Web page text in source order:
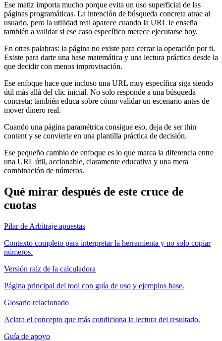
Ese matiz importa mucho porque evita un uso superficial de las
páginas programáticas. La intención de búsqueda concreta atrae al
usuario, pero la utilidad real aparece cuando la URL le enseña
también a validar si ese caso específico merece ejecutarse hoy.
En otras palabras: la página no existe para cerrar la operación por ti.
Existe para darte una base matemática y una lectura práctica desde la
que decidir con menos improvisación.
Ese enfoque hace que incluso una URL muy específica siga siendo
útil más allá del clic inicial. No solo responde a una búsqueda
concreta; también educa sobre cómo validar un escenario antes de
mover dinero real.
Cuando una página paramétrica consigue eso, deja de ser thin
content y se convierte en una plantilla práctica de decisión.
Ese pequeño cambio de enfoque es lo que marca la diferencia entre
una URL útil, accionable, claramente educativa y una mera
combinación de números.
Qué mirar después de este cruce de
cuotas
Pilar de Arbitraje apuestas
Contexto completo para interpretar la herramienta y no solo copiar
números.
Versión raíz de la calculadora
Página principal del tool con guía de uso y ejemplos base.
Glosario relacionado
Aclara el concepto que más condiciona la lectura del resultado.
Guía de apoyo